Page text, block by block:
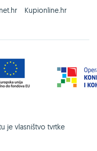
Kupionline.hr
je vlasništvo tvrtke